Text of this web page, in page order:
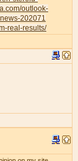
outlook-
202071
real-results/